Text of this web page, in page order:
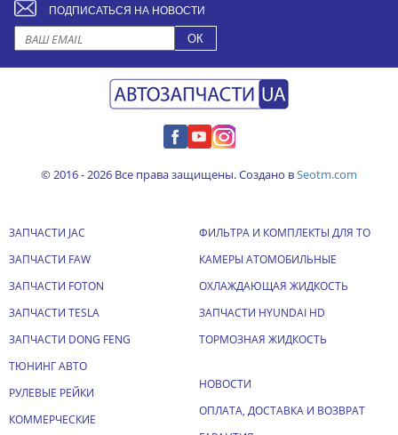
ПОДПИСАТЬСЯ НА НОВОСТИ
© 2016 - 2026 Все права защищены. Создано вSeotm.com
ЗАПЧАСТИ JAC
ЗАПЧАСТИ FAW
ЗАПЧАСТИ FOTON
ЗАПЧАСТИ TESLA
ЗАПЧАСТИ DONG FENG
ТЮНИНГ АВТО
РУЛЕВЫЕ РЕЙКИ
КОММЕРЧЕСКИЕ
ФИЛЬТРА И КОМПЛЕКТЫ ДЛЯ ТО
КАМЕРЫ АТОМОБИЛЬНЫЕ
ОХЛАЖДАЮЩАЯ ЖИДКОСТЬ
ЗАПЧАСТИ HYUNDAI HD
ТОРМОЗНАЯ ЖИДКОСТЬ
НОВОСТИ
ОПЛАТА, ДОСТАВКА И ВОЗВРАТ